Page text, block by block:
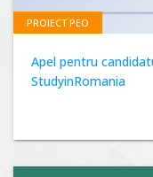
PROIECT PEO
Apel pentru
StudyinRomania